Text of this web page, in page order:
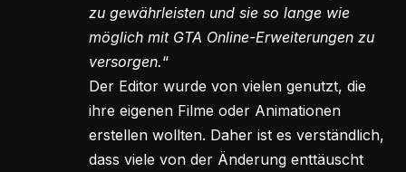
zu gewährleisten und sie so lange wie
möglich mit GTA Online-Erweiterungen zu
versorgen.“
Der Editor wurde von vielen genutzt, die
ihre eigenen Filme oder Animationen
erstellen wollten. Daher ist es verständlich,
dass viele von der Änderung enttäuscht